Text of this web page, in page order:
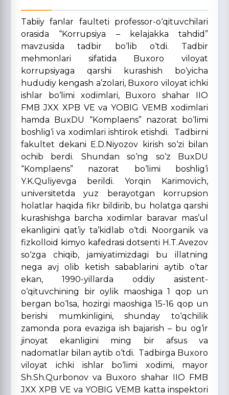
Tabiiy fanlar faulteti professor-o‘qituvchilari
orasida “Korrupsiya – kelajakka tahdid”
mavzusida tadbir bo‘lib o‘tdi. Tadbir
mehmonlari sifatida Buxoro viloyat
korrupsiyaga qarshi kurashish bo‘yicha
hududiy kengash a’zolari, Buxoro viloyat ichki
ishlar bo‘limi xodimlari, Buxoro shahar IIO
FMB JXX XPB VE va YOBIG VEMB xodimlari
hamda BuxDU “Komplaens” nazorat bo‘limi
boshlig‘i va xodimlari ishtirok etishdi. Tadbirni
fakultet dekani E.D.Niyozov kirish so‘zi bilan
ochib berdi. Shundan so‘ng so‘z BuxDU
“Komplaens” nazorat bo‘limi boshlig‘i
Y.K.Quliyevga berildi. Yorqin Karimovich,
universitetda yuz berayotgan korrupsion
holatlar haqida fikr bildirib, bu holatga qarshi
kurashishga barcha xodimlar baravar mas’ul
ekanligini qat’iy ta’kidlab o‘tdi. Noorganik va
fizkolloid kimyo kafedrasi dotsenti H.T.Avezov
so‘zga chiqib, jamiyatimizdagi bu illatning
nega avj olib ketish sabablarini aytib o‘tar
ekan, 1990-yillarda oddiy asistent-
o‘qituvchining bir oylik maoshiga 1 qop un
bergan bo‘lsa, hozirgi maoshiga 15-16 qop un
berishi mumkinligini, shunday to‘qchilik
zamonda pora evaziga ish bajarish – bu og‘ir
jinoyat ekanligini ming bir afsus va
nadomatlar bilan aytib o‘tdi. Tadbirga Buxoro
viloyat ichki ishlar bo‘limi xodimi, mayor
Sh.Sh.Qurbonov va Buxoro shahar IIO FMB
JXX XPB VE va YOBIG VEMB katta inspektori